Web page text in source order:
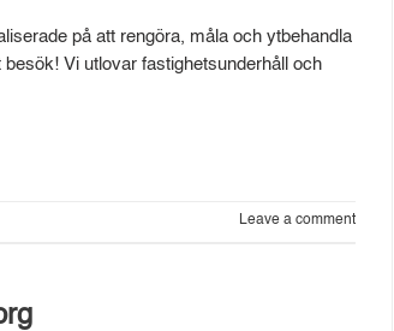
på att rengöra, måla och ytbehandla
Vi utlovar fastighetsunderhåll och
Leave a comment